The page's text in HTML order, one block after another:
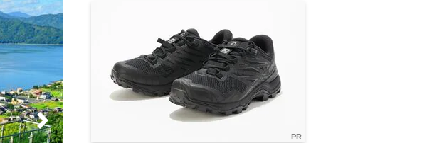
PR